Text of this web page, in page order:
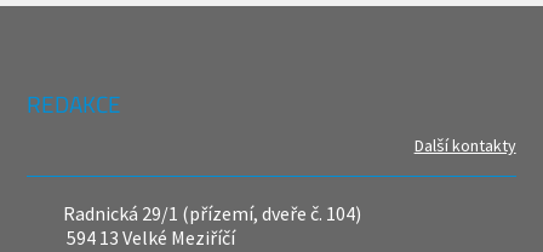
REDAKCE
Další kontakty
Radnická 29/1 (přízemí, dveře č. 104)
594 13 Velké Meziříčí